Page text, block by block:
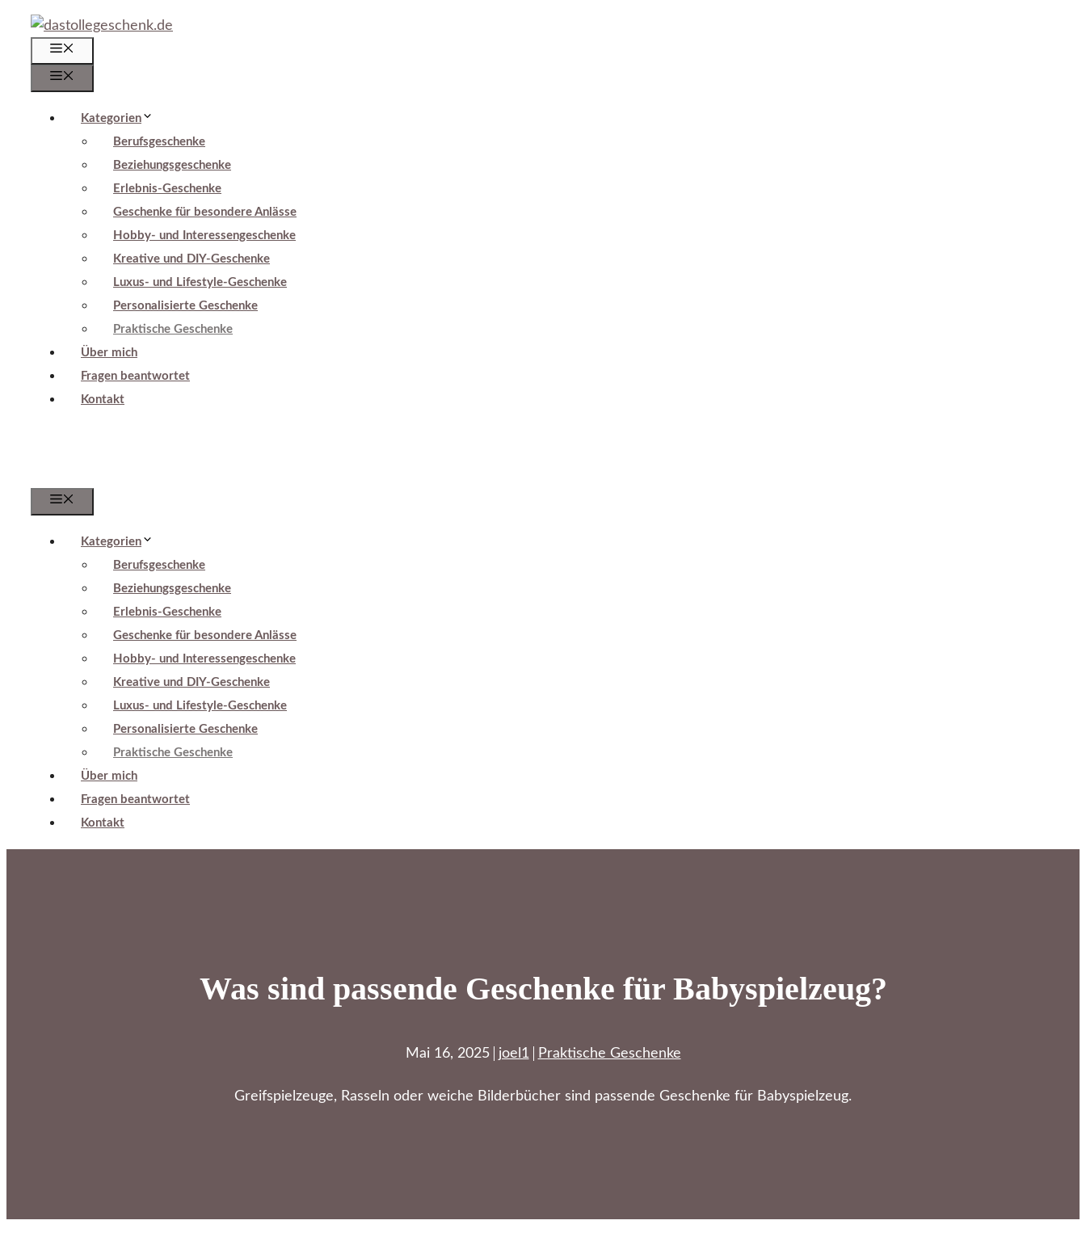
Zum
Inhalt
springen
Kategorien
Berufsgeschenke
Beziehungsgeschenke
Erlebnis-Geschenke
Geschenke für besondere Anlässe
Hobby- und Interessengeschenke
Kreative und DIY-Geschenke
Luxus- und Lifestyle-Geschenke
Personalisierte Geschenke
Praktische Geschenke
Über mich
Fragen beantwortet
Kontakt
Kategorien
Berufsgeschenke
Beziehungsgeschenke
Erlebnis-Geschenke
Geschenke für besondere Anlässe
Hobby- und Interessengeschenke
Kreative und DIY-Geschenke
Luxus- und Lifestyle-Geschenke
Personalisierte Geschenke
Praktische Geschenke
Über mich
Fragen beantwortet
Kontakt
Was sind passende Geschenke für Babyspielzeug?
Mai 16, 2025 joel1 Praktische Geschenke
Greifspielzeuge, Rasseln oder weiche Bilderbücher sind passende Geschenke für Babyspielzeug.